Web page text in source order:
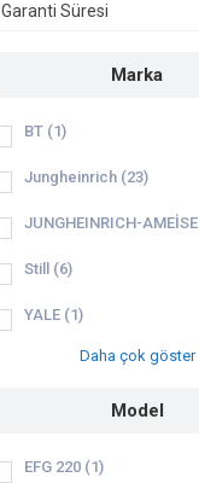
Garanti Süresi
Marka
BT (1)
Jungheinrich (23)
JUNGHEINRICH-AMEİSE
Still (6)
YALE (1)
Daha çok göster
Model
EFG 220 (1)